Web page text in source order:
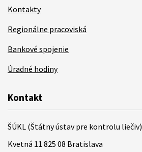
Kontakty
Regionálne pracoviská
Bankové spojenie
Úradné hodiny
Kontakt
ŠÚKL (Štátny ústav pre kontrolu liečiv)
Kvetná 11 825 08 Bratislava